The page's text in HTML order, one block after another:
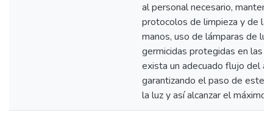
al personal necesario,
protocolos de limpieza y de
manos, uso de lámparas de
germicidas protegidas en las
exista un adecuado flujo del
garantizando el paso de este
la luz y así alcanzar el máximo